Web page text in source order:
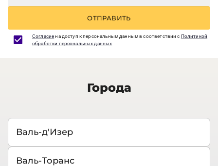
ОТПРАВИТЬ
Согласиена доступ к персональным данным в соответствии с Политикой
обработки персональных данных
Города
Валь-д'Изер
Валь-Торанс